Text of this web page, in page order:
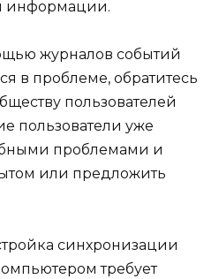
информации.
журналов событий
в проблеме, обратитесь
пользователей
пользователи уже
проблемами и
или предложить
синхронизации
требует